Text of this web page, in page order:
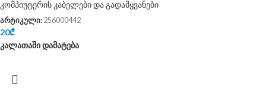
კომპიუტერის კაბელები და გადამყვანები
არტიკული: 256000442
20₾
კალათაში დამატება